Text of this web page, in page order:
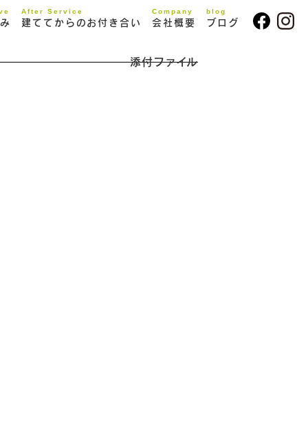
After Service
建ててからのお付き合い
Company
会社概要
blog
ブログ
添付ファイル